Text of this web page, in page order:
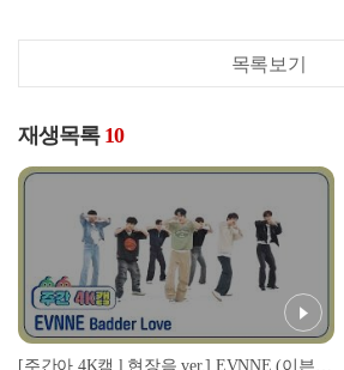
목록보기
재생목록 10
[주간아 4K캠 l 현장음 ver.] EVNNE (이븐) - Badder Love l EP.668